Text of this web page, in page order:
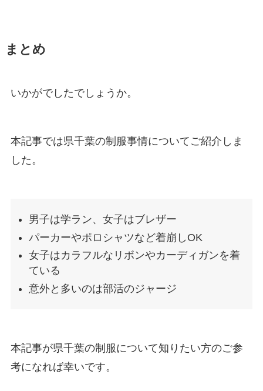
まとめ
いかがでしたでしょうか。
本記事では県千葉の制服事情についてご紹介しま
した。
男子は学ラン、女子はブレザー
パーカーやポロシャツなど着崩しOK
女子はカラフルなリボンやカーディガンを着
ている
意外と多いのは部活のジャージ
本記事が県千葉の制服について知りたい方のご参
考になれば幸いです。